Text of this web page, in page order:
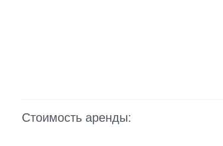
Стоимость аренды: